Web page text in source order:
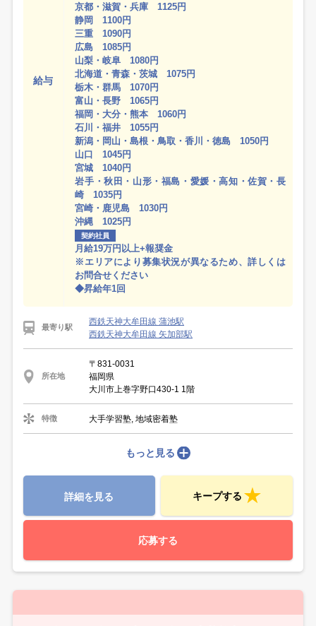
給与
京都・滋賀・兵庫 1125円
静岡 1100円
三重 1090円
広島 1085円
山梨・岐阜 1080円
北海道・青森・茨城 1075円
栃木・群馬 1070円
富山・長野 1065円
福岡・大分・熊本 1060円
石川・福井 1055円
新潟・岡山・島根・鳥取・香川・徳島 1050円
山口 1045円
宮城 1040円
岩手・秋田・山形・福島・愛媛・高知・佐賀・長
崎 1035円
宮崎・鹿児島 1030円
沖縄 1025円
契約社員
月給19万円以上+報奨金
※エリアにより募集状況が異なるため、詳しくは
お問合せください
◆昇給年1回
最寄り駅
西鉄天神大牟田線 蒲池駅
西鉄天神大牟田線 矢加部駅
所在地
〒831-0031
福岡県
大川市上巻字野口430-1 1階
特徴 大手学習塾, 地域密着塾
もっと見る
詳細を見る キープする
応募する